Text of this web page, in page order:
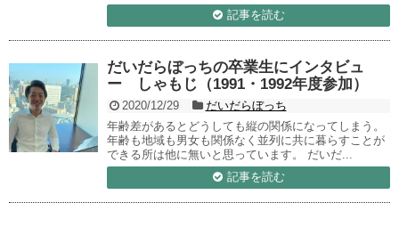
記事を読む
だいだらぼっちの卒業生にインタビュ
ー しゃもじ（1991・1992年度参加）
2020/12/29
だいだらぼっち
年齢差があるとどうしても縦の関係になってしまう。
年齢も地域も男女も関係なく並列に共に暮らすことが
できる所は他に無いと思っています。 だいだ...
記事を読む